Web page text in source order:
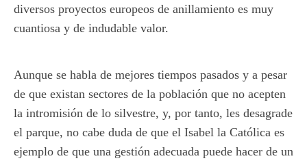
diversos proyectos europeos de anillamiento es muy
cuantiosa y de indudable valor.
Aunque se habla de mejores tiempos pasados y a pesar
de que existan sectores de la población que no acepten
la intromisión de lo silvestre, y, por tanto, les desagrade
el parque, no cabe duda de que el Isabel la Católica es
ejemplo de que una gestión adecuada puede hacer de un